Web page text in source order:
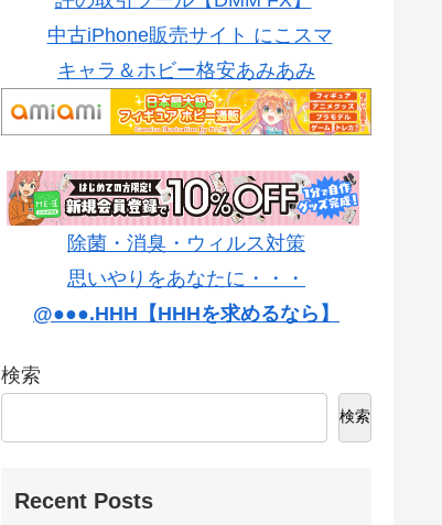
中古iPhone販売サイト にこスマ
キャラ＆ホビー格安あみあみ
除菌・消臭・ウィルス対策
思いやりをあなたに・・・
@●●●.HHH【HHHを求めるなら】
検索
検索
Recent Posts